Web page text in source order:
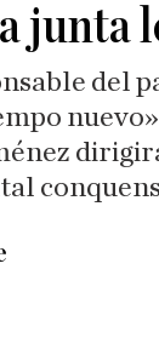
junta
del